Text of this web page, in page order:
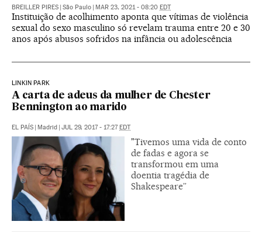
BREILLER PIRES São Paulo MAR 23, 2021 - 08:20 EDT
Instituição de acolhimento aponta que vítimas de violência
sexual do sexo masculino só revelam trauma entre 20 e 30
anos após abusos sofridos na infância ou adolescência
LINKIN PARK
A carta de adeus da mulher de Chester
Bennington ao marido
EL PAÍS Madrid JUL 29, 2017 - 17:27 EDT
"Tivemos uma vida de conto
de fadas e agora se
transformou em uma
doentia tragédia de
Shakespeare”